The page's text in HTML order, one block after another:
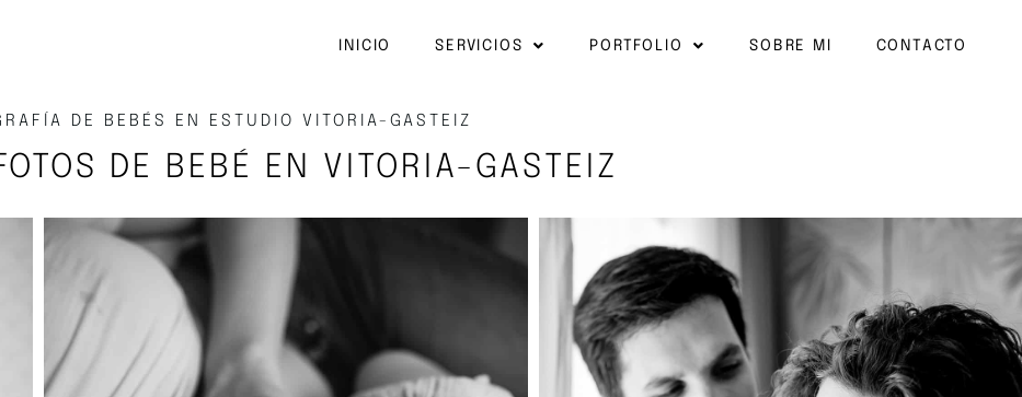
INICIO SERVICIOS PORTFOLIO SOBRE MI CONTACTO
DE BEBÉS EN ESTUDIO VITORIA-GASTEIZ
DE BEBÉ EN VITORIA-GASTEIZ